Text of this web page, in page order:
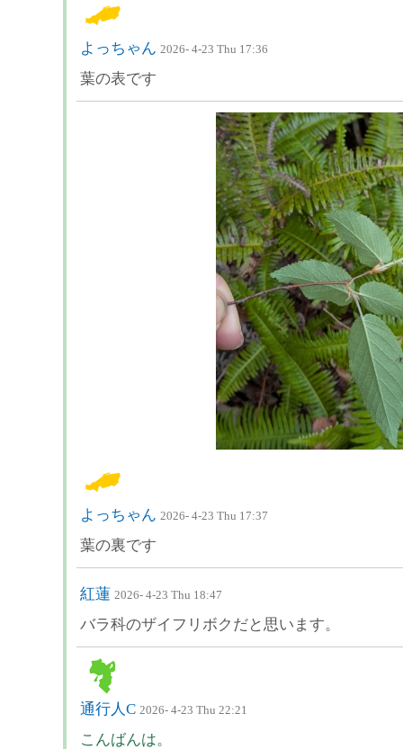
よっちゃん 2026- 4-23 Thu 17:36
葉の表です
よっちゃん 2026- 4-23 Thu 17:37
葉の裏です
紅蓮 2026- 4-23 Thu 18:47
バラ科のザイフリボクだと思います。
通行人C 2026- 4-23 Thu 22:21
こんばんは。